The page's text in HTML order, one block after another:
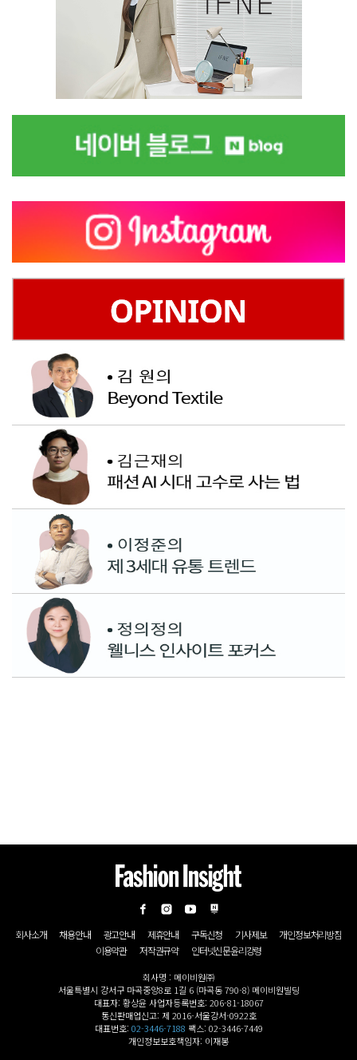
회사소개 채용안내 광고안내 제휴안내 구독신청 기사제보
개인정보처리방침
이용약관
저작권규약 인터넷신문윤리강령
회사명 : 메이비원㈜
서울특별시 강서구 마곡중앙8로 1길 6 (마곡동 790-8) 메이비원빌딩
대표자: 황상윤 사업자등록번호: 206-81-18067
통신판매업신고: 제 2016-서울강서-0922호
대표번호: 02-3446-7188 팩스: 02-3446-7449
개인정보보호책임자: 이재봉